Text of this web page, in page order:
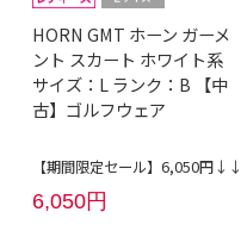
HORN GMT ホーン ガーメ
ント スカート ホワイト系
サイズ：L ランク：B 【中
古】ゴルフウェア
【期間限定セール】6,050円↓↓
6,050円